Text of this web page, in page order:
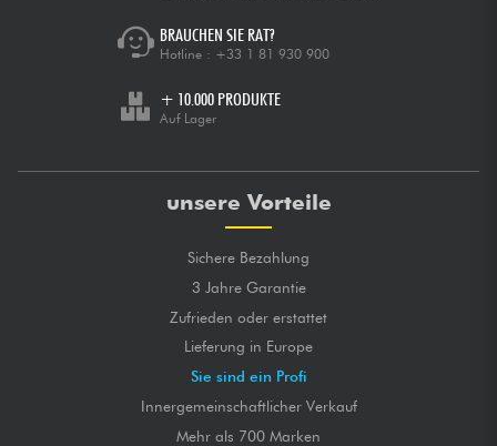
BRAUCHEN SIE RAT?
Hotline : +33 1 81 930 900
+ 10.000 PRODUKTE
Auf Lager
unsere Vorteile
Sichere Bezahlung
3 Jahre Garantie
Zufrieden oder erstattet
Lieferung in Europe
Sie sind ein Profi
Innergemeinschaftlicher Verkauf
Mehr als 700 Marken